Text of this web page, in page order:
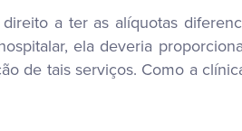
a ter as alíquotas
ela deveria
de tais serviços. Como a